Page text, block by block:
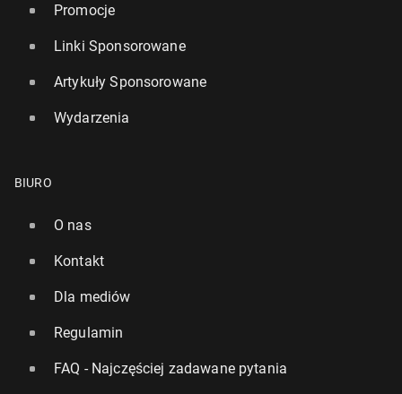
Promocje
Linki Sponsorowane
Artykuły Sponsorowane
Wydarzenia
BIURO
O nas
Kontakt
Dla mediów
Regulamin
FAQ - Najczęściej zadawane pytania